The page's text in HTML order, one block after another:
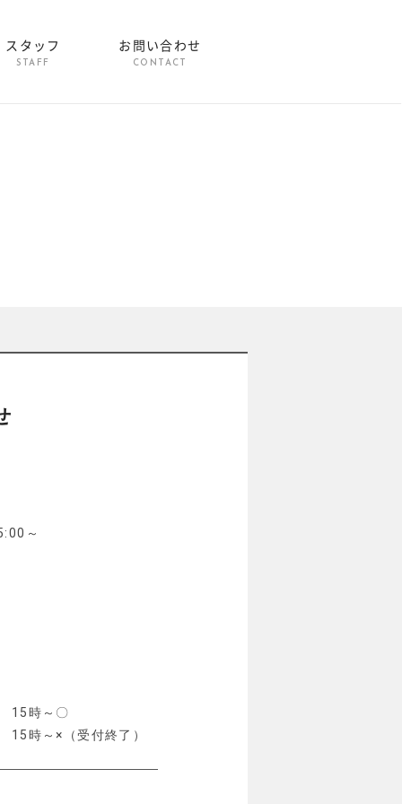
スタッフ
STAFF
お問い合わせ
CONTACT
～
時～〇
時～×（受付終了）